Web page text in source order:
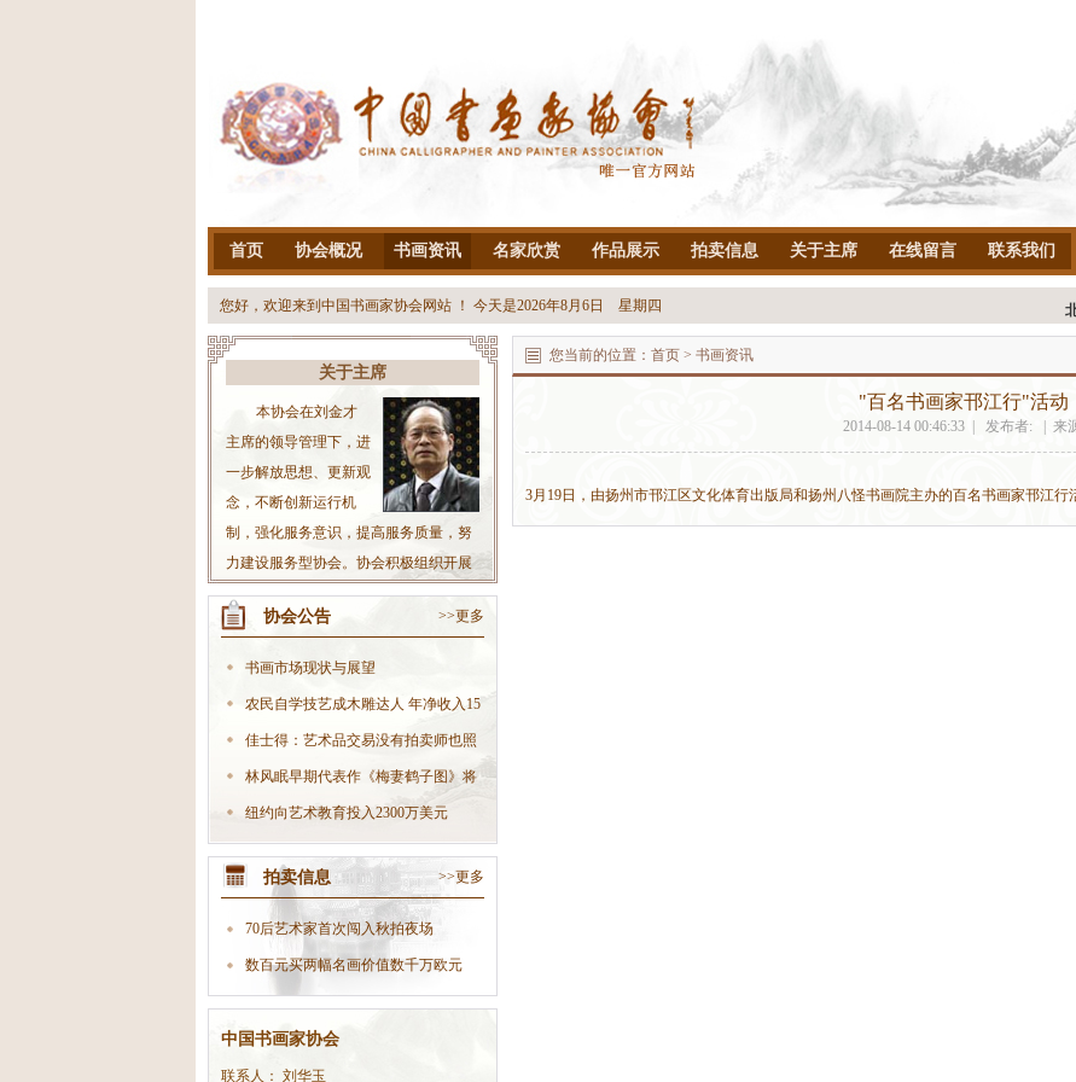
首页 协会概况 书画资讯 名家欣赏 作品展示 拍卖信息 关于主席 在线留言 联系我们
您好，欢迎来到中国书画家协会网站 ！ 今天是2026年8月6日 星期四
关于主席
本协会在刘金才
主席的领导管理下，进
一步解放思想、更新观
念，不断创新运行机
制，强化服务意识，提高服务质量，努
力建设服务型协会。协会积极组织开展
丰富多彩的社会书法活动，不断扩大协
会影响力；积极开拓书法市场，大力发
手”、职能部门开展工作的“好伙伴”，在
全社会树立起良好的协会形象。
协会公告 >>更多
书画市场现状与展望
农民自学技艺成木雕达人 年净收入15
万
佳士得：艺术品交易没有拍卖师也照
样生
林风眠早期代表作《梅妻鹤子图》将
现身
纽约向艺术教育投入2300万美元
拍卖信息 >>更多
70后艺术家首次闯入秋拍夜场
数百元买两幅名画价值数千万欧元
中国书画家协会
联系人： 刘华玉
您当前的位置： 首页 > 书画资讯
"百名书画家邗江行"活动
2014-08-14 00:46:33 | 发布者: | 来
3月19日，由扬州市邗江区文化体育出版局和扬州八怪书画院主办的百名书画家邗江